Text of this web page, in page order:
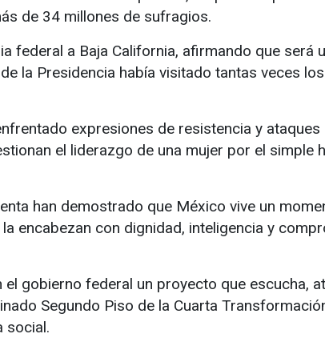
de 34 millones de sufragios.
federal a Baja California, afirmando que será
la Presidencia había visitado tantas veces los
expresiones de resistencia y ataques
el liderazgo de una mujer por el simple
han demostrado que México vive un
encabezan con dignidad, inteligencia y
gobierno federal un proyecto que escucha,
Segundo Piso de la Cuarta
social.